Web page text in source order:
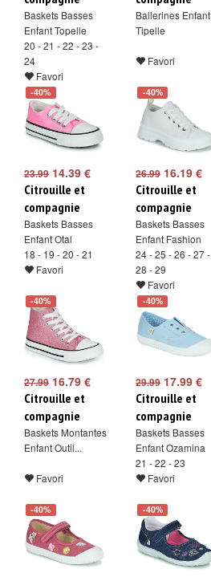
Baskets Basses
Enfant Topelle
20 - 21 - 22 - 23 -
24
Favori
Ballerines Enfant
Tipelle
Favori
-40%
23.99 14.39 €
Citrouille et
compagnie
Baskets Basses
Enfant Otal
18 - 19 - 20 - 21
Favori
-40%
26.9916.19 €
Citrouille et
compagnie
Baskets Basses
Enfant Fashion
24 - 25 - 26 - 27 -
28 - 29
Favori
-40%
27.99 16.79 €
Citrouille et
compagnie
Baskets Montantes
Enfant Outil...
Favori
-40%
29.9917.99 €
Citrouille et
compagnie
Baskets Basses
Enfant Ozamina
21 - 22 - 23
Favori
-40% -40%